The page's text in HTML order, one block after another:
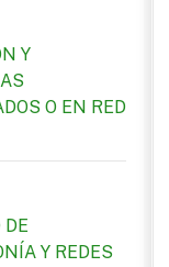
Y
O EN RED
Y REDES